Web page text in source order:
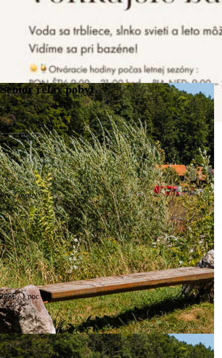
Vyberte si z ponuky našich pobytových balíčkov ten svoj a doprajte
si aktívny oddych, vytúžený relax, alebo romantiku vo zvýhodnenej
cene. Neváhajte a pozrite si našu ponuku.
VŠETKY POBYTOVÉ BALÍČKY
Senior relax pobyt
Pre 2 osoby
208€ / 1 noc